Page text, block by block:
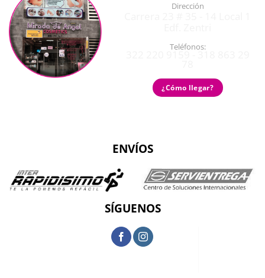
Dirección
Teléfonos:
¿Cómo llegar?
ENVÍOS
SÍGUENOS